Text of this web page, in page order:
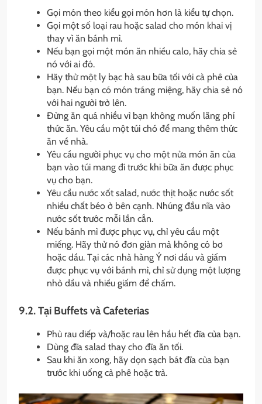
Gọi món theo kiểu gọi món hơn là kiểu tự chọn.
Gọi một số loại rau hoặc salad cho món khai vị
thay vì ăn bánh mì.
Nếu bạn gọi một món ăn nhiều calo, hãy chia sẻ
nó với ai đó.
Hãy thử một ly bạc hà sau bữa tối với cà phê của
bạn. Nếu bạn có món tráng miệng, hãy chia sẻ nó
với hai người trở lên.
Đừng ăn quá nhiều vì bạn không muốn lãng phí
thức ăn. Yêu cầu một túi chó để mang thêm thức
ăn về nhà.
Yêu cầu người phục vụ cho một nửa món ăn của
bạn vào túi mang đi trước khi bữa ăn được phục
vụ cho bạn.
Yêu cầu nước xốt salad, nước thịt hoặc nước sốt
nhiều chất béo ở bên cạnh. Nhúng đầu nĩa vào
nước sốt trước mỗi lần cắn.
Nếu bánh mì được phục vụ, chỉ yêu cầu một
miếng. Hãy thử nó đơn giản mà không có bơ
hoặc dầu. Tại các nhà hàng Ý nơi dầu và giấm
được phục vụ với bánh mì, chỉ sử dụng một lượng
nhỏ dầu và nhiều giấm để chấm.
9.2. Tại Buffets và Cafeterias
Phủ rau diếp và/hoặc rau lên hầu hết đĩa của bạn.
Dùng đĩa salad thay cho đĩa ăn tối.
Sau khi ăn xong, hãy dọn sạch bát đĩa của bạn
trước khi uống cà phê hoặc trà.